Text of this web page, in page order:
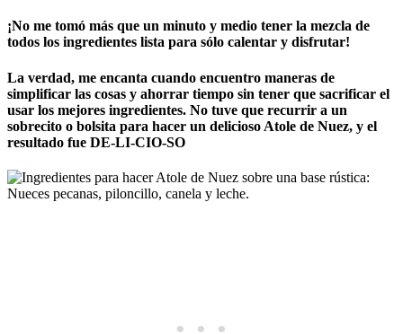
¡No me tomó más que un minuto y medio tener la mezcla de
todos los ingredientes lista para sólo calentar y disfrutar!
La verdad, me encanta cuando encuentro maneras de
simplificar las cosas y ahorrar tiempo sin tener que sacrificar el
usar los mejores ingredientes. No tuve que recurrir a un
sobrecito o bolsita para hacer un delicioso Atole de Nuez, y el
resultado fue DE-LI-CIO-SO